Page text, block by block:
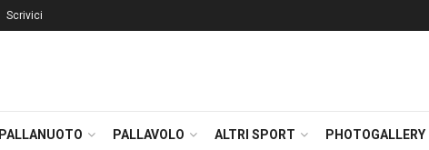
Scrivici
PALLANUOTO PALLAVOLO ALTRI SPORT PHOTOGALLERY